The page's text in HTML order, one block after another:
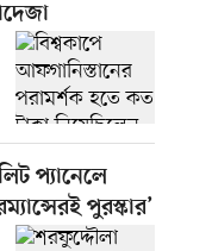
প্যানেলে
পুরস্কার’